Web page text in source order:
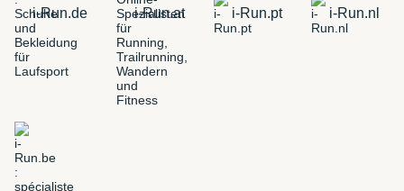
i-Run.de i-Run.at i-Run.pt i-Run.nl